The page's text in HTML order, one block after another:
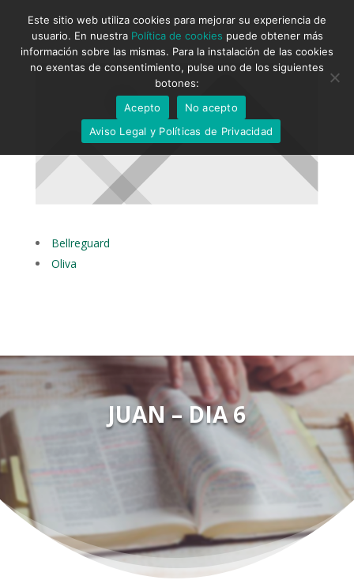
Bellreguard
Oliva
JUAN – DIA 6
Este sitio web utiliza cookies para mejorar su experiencia de
usuario. En nuestra Política de cookies puede obtener más
información sobre las mismas. Para la instalación de las cookies
no exentas de consentimiento, pulse uno de los siguientes
botones:
Acepto
No acepto
Aviso Legal y Políticas de Privacidad